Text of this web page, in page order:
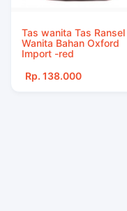
Tas wanita Tas Ransel
Wanita Bahan Oxford
Import -red
Rp. 138.000